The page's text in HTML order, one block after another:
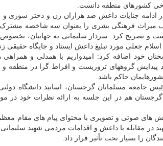
کشورهای منطقه دانست.
ادامه جنایات داعش ضد هزاران زن و دختر سوری و
میراث فرهنگی بشری را بعنوان سه شاخصه مشترک
و تصریح کرد: سردار سلیمانی به جهانیان،
جعلی مورد تبلیغ داعش ایستاد و جایگاه حقیقی
خود اضافه کرد: امیدواریم با همدلی و
پیدایش گروههای تروریست و افراط گرا در
حاکم باشد.
جامعه مسلمانان گرجستان، اساتید دانشگاه
هم در این جلسه به ارائه نظرات خود در
های صوتی و تصویری با محتوای پیام های مقام
در مقابله با داعش و اقدامات مردمی شهید سلیمانی
را بسیار تحت تأثیر قرار داد.